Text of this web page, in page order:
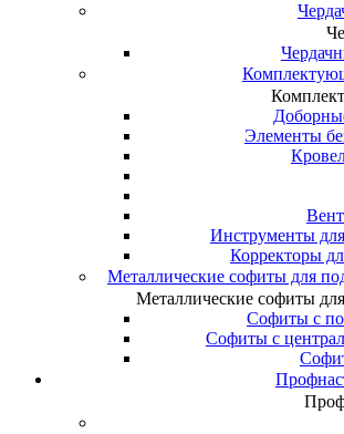
Элементы
Инструменты
Корректоры
Металлические софиты для
Металлические софиты
Софиты с
Софиты с